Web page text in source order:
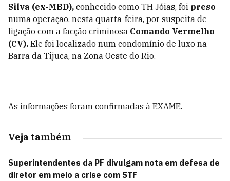
Silva (ex-MBD), conhecido como TH Jóias, foi preso
numa operação, nesta quarta-feira, por suspeita de
ligação com a facção criminosa Comando Vermelho
(CV). Ele foi localizado num condomínio de luxo na
Barra da Tijuca, na Zona Oeste do Rio.
As informações foram confirmadas à EXAME.
Veja também
Superintendentes da PF divulgam nota em defesa de
diretor em meio a crise com STF